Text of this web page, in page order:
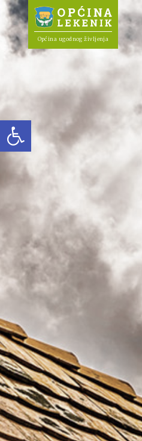
Open toolbar
Općina ugodnog življenja